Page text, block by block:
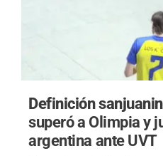
Definición
superó a Olimpia y
argentina ante UVT